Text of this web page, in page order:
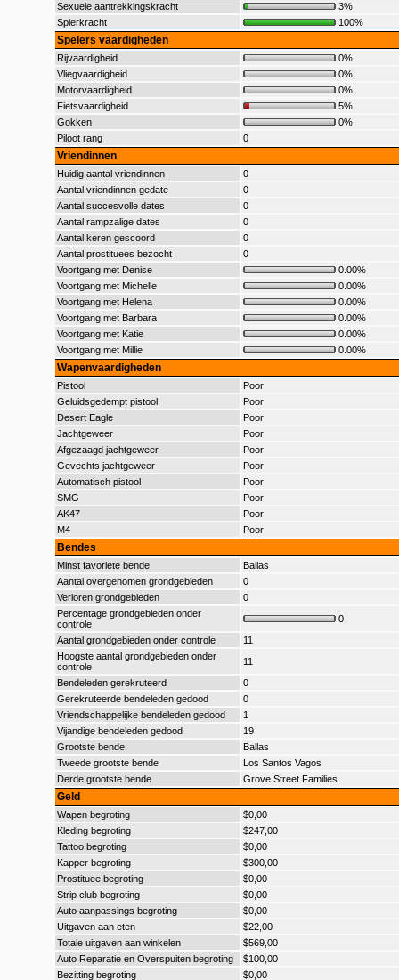
Sexuele aantrekkingskracht
3%
Spierkracht
100%
Spelers vaardigheden
Rijvaardigheid
0%
Vliegvaardigheid
0%
Motorvaardigheid
0%
Fietsvaardigheid
5%
Gokken
0%
Piloot rang
0
Vriendinnen
Huidig aantal vriendinnen
0
Aantal vriendinnen gedate
0
Aantal succesvolle dates
0
Aantal rampzalige dates
0
Aantal keren gescoord
0
Aantal prostituees bezocht
0
Voortgang met Denise
0.00%
Voortgang met Michelle
0.00%
Voortgang met Helena
0.00%
Voortgang met Barbara
0.00%
Voortgang met Katie
0.00%
Voortgang met Millie
0.00%
Wapenvaardigheden
Pistool
Poor
Geluidsgedempt pistool
Poor
Desert Eagle
Poor
Jachtgeweer
Poor
Afgezaagd jachtgeweer
Poor
Gevechts jachtgeweer
Poor
Automatisch pistool
Poor
SMG
Poor
AK47
Poor
M4
Poor
Bendes
Minst favoriete bende
Ballas
Aantal overgenomen grondgebieden
0
Verloren grondgebieden
0
Percentage grondgebieden onder
controle
0
Aantal grondgebieden onder controle
11
Hoogste aantal grondgebieden onder
controle
11
Bendeleden gerekruteerd
0
Gerekruteerde bendeleden gedood
0
Vriendschappelijke bendeleden gedood
1
Vijandige bendeleden gedood
19
Grootste bende
Ballas
Tweede grootste bende
Los Santos Vagos
Derde grootste bende
Grove Street Families
Geld
Wapen begroting
$0,00
Kleding begroting
$247,00
Tattoo begroting
$0,00
Kapper begroting
$300,00
Prostituee begroting
$0,00
Strip club begroting
$0,00
Auto aanpassings begroting
$0,00
Uitgaven aan eten
$22,00
Totale uitgaven aan winkelen
$569,00
Auto Reparatie en Overspuiten begroting
$100,00
Bezitting begroting
$0,00